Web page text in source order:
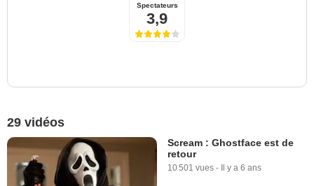
Spectateurs
3,9
29 vidéos
Scream : Ghostface est de
retour
10 501 vues - Il y a 6 ans